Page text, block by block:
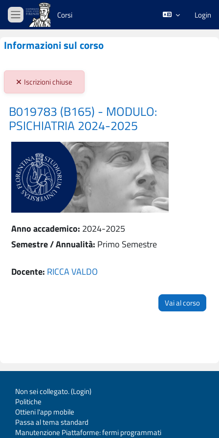
Vai al contenuto principale
Pannello laterale
Corsi Login
Informazioni sul corso
Stato iscrizioni:
Iscrizioni chiuse
B019783 (B165) - MODULO:
PSICHIATRIA 2024-2025
Anno accademico: 2024-2025
Semestre / Annualità: Primo Semestre
Docente: RICCA VALDO
Vai al corso
Non sei collegato. (Login)
Politiche
Ottieni l'app mobile
Passa al tema standard
Manutenzione Piattaforme: fermi programmati